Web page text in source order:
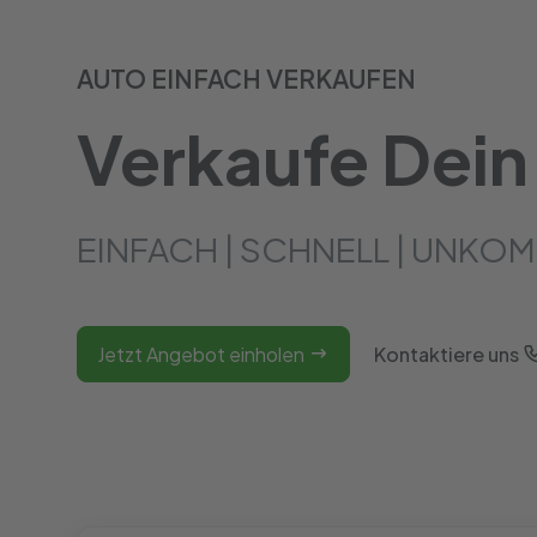
AUTO EINFACH VERKAUFEN
Verkaufe
EINFACH | SCHNELL |
Jetzt Angebot einholen Kontaktiere uns